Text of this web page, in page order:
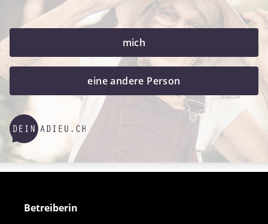
mich
eine andere Person
Betreiberin